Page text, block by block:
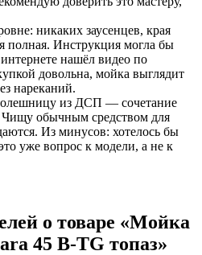
никаких заусенцев, края
полная. Инструкция могла бы
нашёл видео по
довольна, мойка выглядит
нареканий.
из ДСП — сочетание
обычным средством для
Из минусов: хотелось бы
уже вопрос к модели, а не к
о товаре «Мойка
45 B-TG топаз»